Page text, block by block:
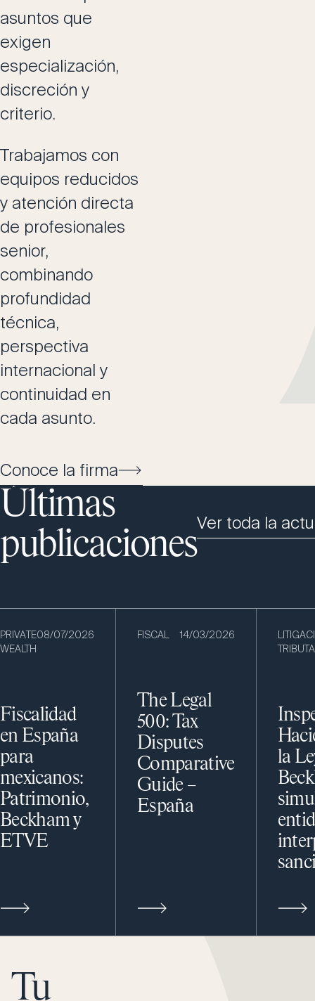
asuntos que
exigen
especialización,
discreción y
criterio.
Trabajamos con
equipos reducidos
y atención directa
de profesionales
senior,
combinando
profundidad
técnica,
perspectiva
internacional y
continuidad en
cada asunto.
Conoce la firma
Últimas
publicaciones
Ver toda la
PRIVATE
WEALTH
08/07/2026
Fiscalidad
en España
para
mexicanos:
Patrimonio,
Beckham y
ETVE
FISCAL 14/03/2026
The Legal
500: Tax
Disputes
Comparative
Guide –
España
la
Tu